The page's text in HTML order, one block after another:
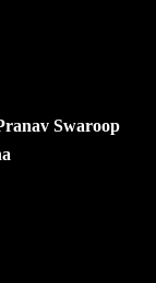
Swaroop